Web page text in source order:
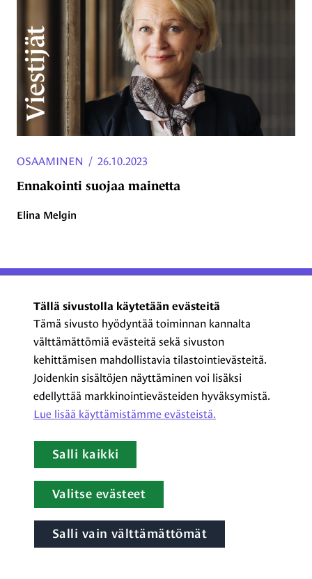
Tällä sivustolla käytetään evästeitä
Tämä sivusto hyödyntää toiminnan kannalta
välttämättömiä evästeitä sekä sivuston
kehittämisen mahdollistavia tilastointievästeitä.
Joidenkin sisältöjen näyttäminen voi lisäksi
edellyttää markkinointievästeiden hyväksymistä.
Lue lisää käyttämistämme evästeistä.​​​​​​
Salli kaikki
Salli vain välttämättömät
Valitse evästeet
Ennakointi suojaa mainetta
OSAAMINEN / 26.10.2023
Elina Melgin
ProCom – Viestinnän
ammattilaiset ry
Kasarmikatu 23 A 5, 2. krs
00130 Helsinki
+358 44 720 3022
procom@procom.fi
procom.fi
LinkedInFacebookInstagram
Tietoa evästeistä|Tietosuojaseloste